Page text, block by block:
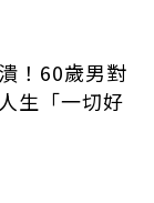
！60歲男對
生「一切好